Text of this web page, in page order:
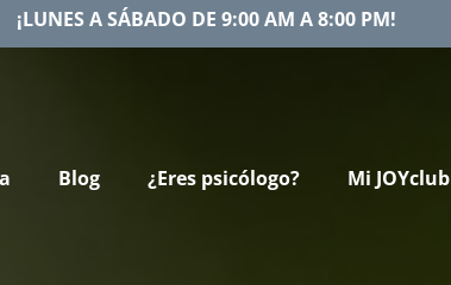
¡LUNES A SÁBADO DE 9:00 AM A 8:00 PM!
Blog ¿Eres psicólogo? Mi JOYclub